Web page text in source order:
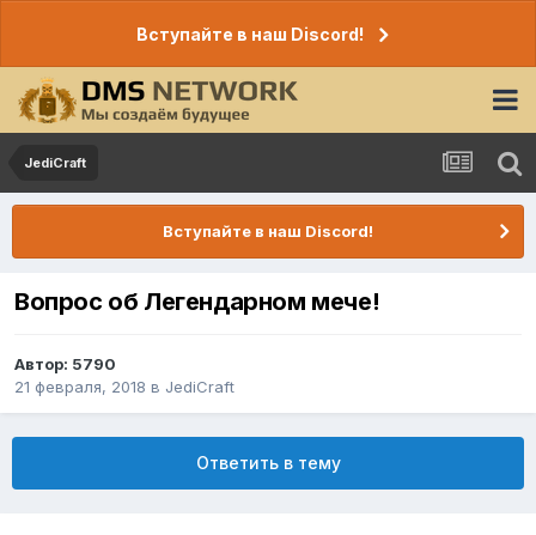
Вступайте в наш Discord!
JediCraft
Вступайте в наш Discord!
Вопрос об Легендарном мече!
Автор: 5790
21 февраля, 2018 в JediCraft
Ответить в тему